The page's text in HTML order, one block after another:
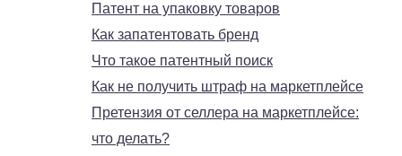
Патент на упаковку товаров
Как запатентовать бренд
Что такое патентный поиск
Как не получить штраф на маркетплейсе
Претензия от селлера на маркетплейсе:
что делать?